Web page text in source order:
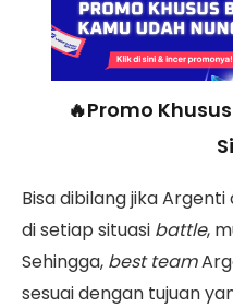
🔥Promo
Bisa dibilang jika
di setiap situasi battle,
Sehingga, best team
sesuai dengan tujuan